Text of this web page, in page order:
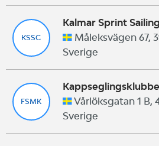
KSSC
Kalmar Sprint
Måleksvägen 67,
Sverige
FSMK
Vårlöksgatan 1 B,
Sverige